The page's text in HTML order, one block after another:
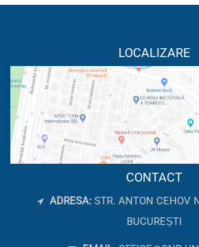
LOCALIZARE
CONTACT
ADRESA: STR. ANTON CEHOV
BUCUREȘTI